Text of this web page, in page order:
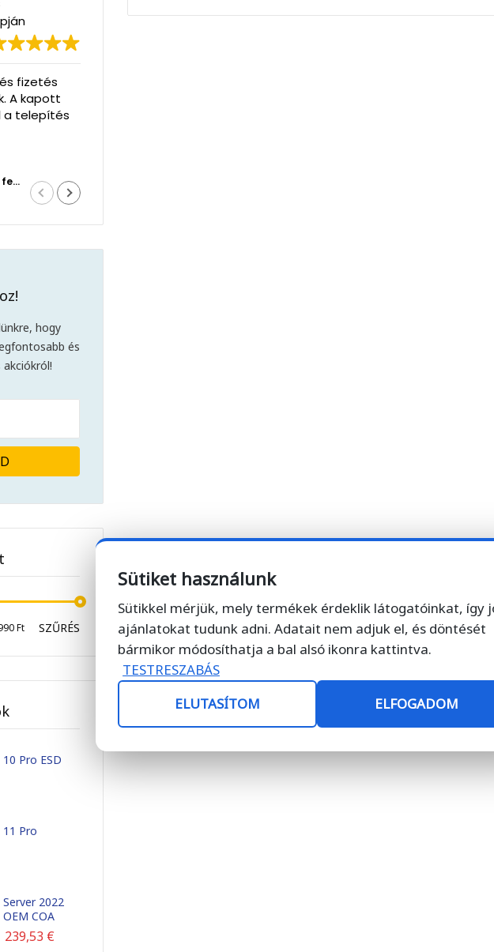
Rendben ment minden, a
telepítés sikeres volt.
Mihály Zombory
2026-05-22
hogy
és
akciókról!
SZŰRÉS
Ft
Pro ESD
Pro
2022
COA
239,53 €
Sütiket használunk
Sütikkel mérjük, mely termékek érdeklik látogatóinkat, így
ajánlatokat tudunk adni. Adatait nem adjuk el, és döntését
bármikor módosíthatja a bal alsó ikonra kattintva.
TESTRESZABÁS
ELUTASÍTOM
ELFOGADOM